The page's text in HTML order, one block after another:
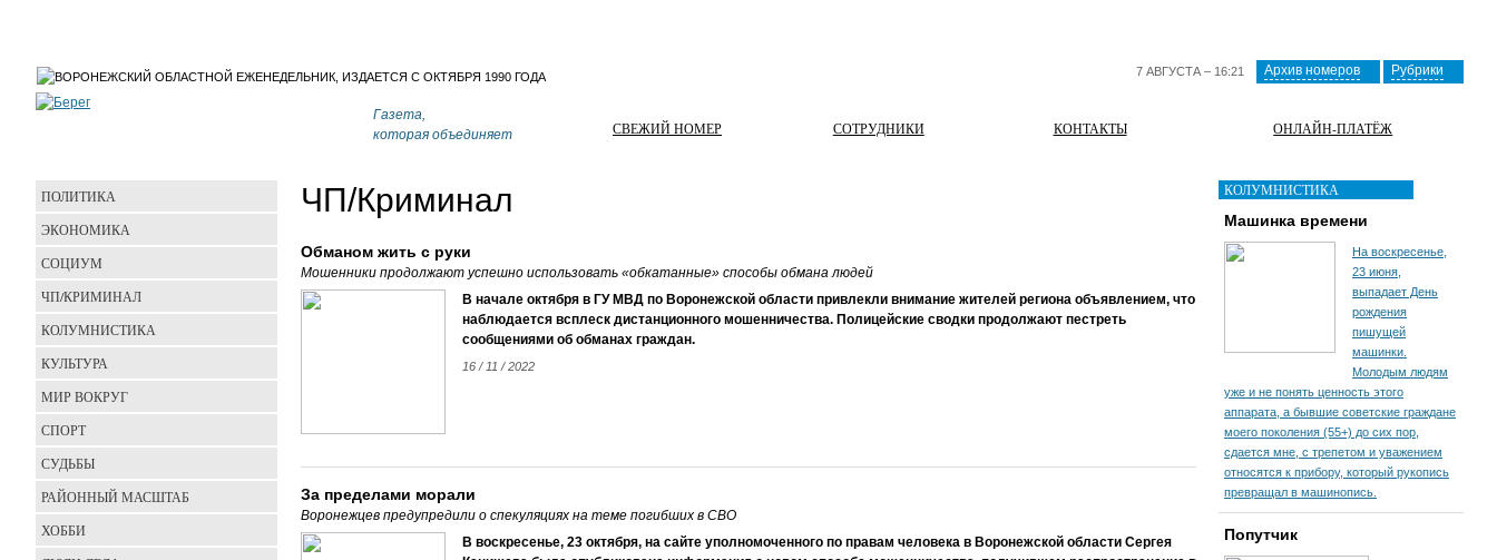
7 АВГУСТА – 16:21 Архив номеров Рубрики
Газета,
которая объединяет
СВЕЖИЙ НОМЕР СОТРУДНИКИ КОНТАКТЫ ОНЛАЙН-ПЛАТЁЖ
ЧП/Криминал
Обманом жить с руки
Мошенники продолжают успешно использовать «обкатанные» способы обмана людей
В начале октября в ГУ МВД по Воронежской области привлекли внимание жителей региона объявлением, что
наблюдается всплеск дистанционного мошенничества. Полицейские сводки продолжают пестреть
сообщениями об обманах граждан.
16 / 11 / 2022
За пределами морали
Воронежцев предупредили о спекуляциях на теме погибших в СВО
В воскресенье, 23 октября, на сайте уполномоченного по правам человека в Воронежской области Сергея
ПОЛИТИКА
ЭКОНОМИКА
СОЦИУМ
ЧП/КРИМИНАЛ
КОЛУМНИСТИКА
КУЛЬТУРА
МИР ВОКРУГ
СПОРТ
СУДЬБЫ
РАЙОННЫЙ МАСШТАБ
ХОББИ
КОЛУМНИСТИКА
Машинка времени
На воскресенье,
23 июня,
выпадает День
рождения
пишущей
машинки.
Молодым людям
уже и не понять ценность этого
аппарата, а бывшие советские граждане
моего поколения (55+) до сих пор,
сдается мне, с трепетом и уважением
относятся к прибору, который рукопись
превращал в машинопись.
Попутчик